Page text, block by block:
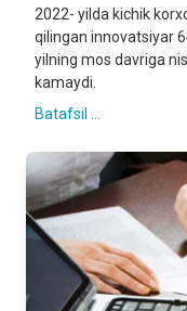
2022- yilda kichik
qilingan innovatsiyar
yilning mos davriga
kamaydi.
Batafsil ...